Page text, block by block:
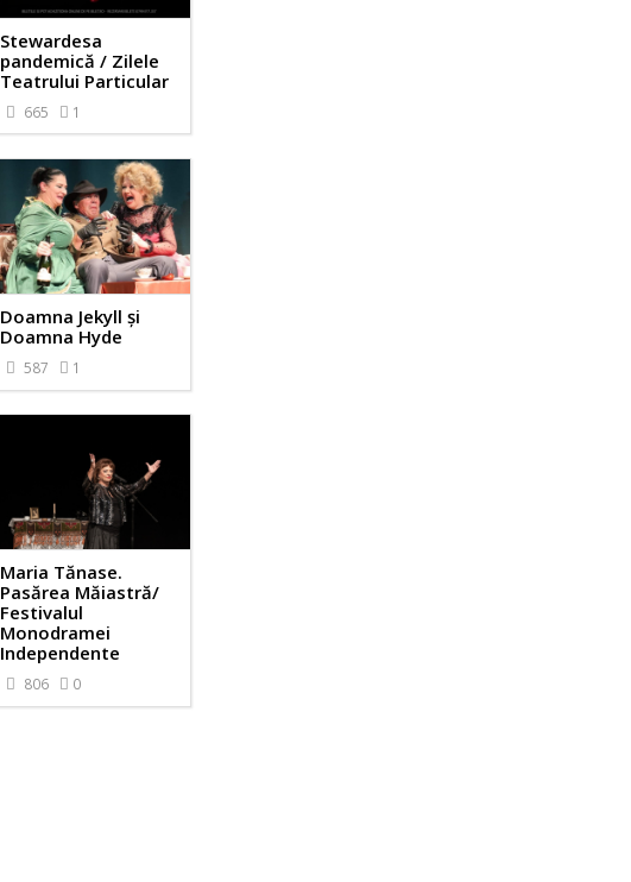
Stewardesa
pandemică / Zilele
Teatrului Particular
665 1
Doamna Jekyll și
Doamna Hyde
587 1
Maria Tănase.
Pasărea Măiastră/
Festivalul
Monodramei
Independente
806 0